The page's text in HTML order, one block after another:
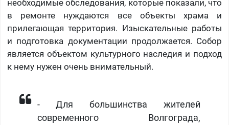
необходимые обследования, которые показали, что
в ремонте нуждаются все объекты храма и
прилегающая территория. Изыскательные работы
и подготовка документации продолжается. Собор
является объектом культурного наследия и подход
к нему нужен очень внимательный.
- Для большинства жителей
современного Волгограда,